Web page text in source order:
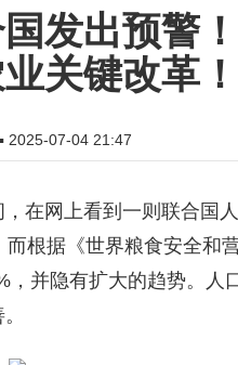
发出预警
关键改革！
2025-07-04 21:47
，在网上看到一则联合国
而根据《世界粮食安全和
，并隐有扩大的趋势。人